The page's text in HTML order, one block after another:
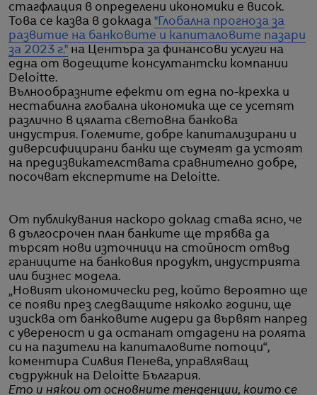
стагфлация в определени икономики е висок.
Това се казва в доклада "Глобална прогноза за
развитие на банковите и капиталовите пазари
за 2023 г." на Центъра за финансови услуги на
една от водещите консултантски компании
Deloitte.
Вълнообразните ефекти от една по-крехка и
нестабилна глобална икономика ще се усетят
различно в цялата световна банкова
индустрия. Големите, добре капитализирани и
диверсифицирани банки ще съумеят да устоят
на предизвикателствата сравнително добре,
посочват експертите на Deloitte.
От публикувания наскоро доклад става ясно, че
в дългосрочен план банките ще трябва да
търсят нови източници на стойност отвъд
границите на банковия продукт, индустрията
или бизнес модела.
„Новият икономически ред, който вероятно ще
се появи през следващите няколко години, ще
изисква от банковите лидери да вървят напред
с увереност и да останат отдадени на ролята
си на пазители на капиталовите потоци“,
коментира Силвия Пенева, управляващ
съдружник на Deloitte България.
Ето и някои от основните тенденции, които се